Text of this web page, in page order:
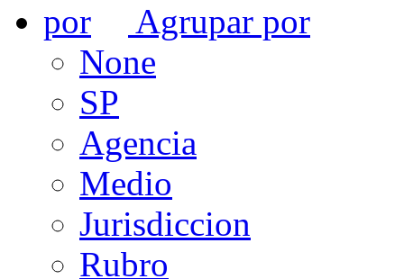
Agrupar por
None
SP
Agencia
Medio
Jurisdiccion
Rubro